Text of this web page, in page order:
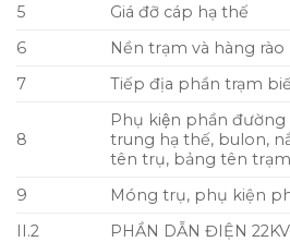
5
Giá đỡ cáp hạ thế
6
Nền trạm và hàng rào
7
Tiếp địa phần trạm
8
Phụ kiện phần đường
trung hạ thế, bulon,
tên trụ, bảng tên
9
Móng trụ, phụ kiện
II.2
PHẦN DẪN ĐIỆN 22KV